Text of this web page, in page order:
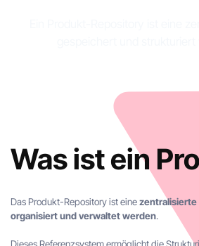
Was ist ein
Das Produkt-Repository ist einezentralisierte
organisiert und verwaltet werden.